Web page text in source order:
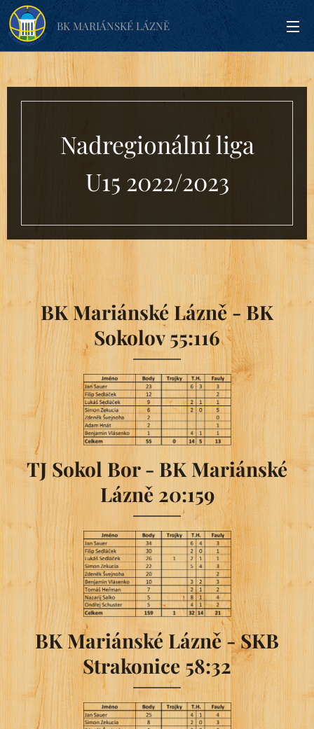
BK MARIÁNSKÉ LÁZNĚ
Nadregionální liga
U15 2022/2023
BK Mariánské Lázně - BK
Sokolov 55:116
TJ Sokol Bor - BK Mariánské
Lázně 20:159
BK Mariánské Lázně - SKB
Strakonice 58:32